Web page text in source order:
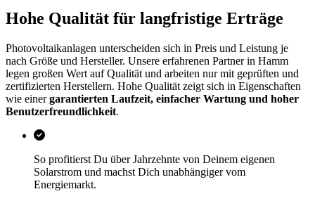
Hohe Qualität für langfristige Erträge
Photovoltaikanlagen unterscheiden sich in Preis und Leistung je
nach Größe und Hersteller. Unsere erfahrenen Partner in Hamm
legen großen Wert auf Qualität und arbeiten nur mit geprüften und
zertifizierten Herstellern. Hohe Qualität zeigt sich in Eigenschaften
wie einergarantierten Laufzeit, einfacher Wartung und hoher
Benutzerfreundlichkeit.
So profitierst Du über Jahrzehnte von Deinem eigenen
Solarstrom und machst Dich unabhängiger vom
Energiemarkt.